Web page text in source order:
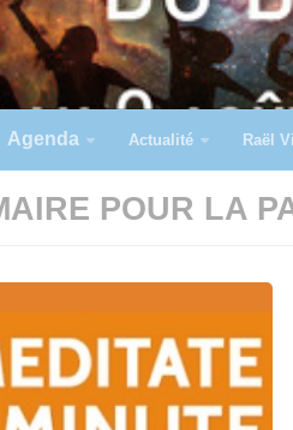
Agenda Actualité Raël
POUR LA